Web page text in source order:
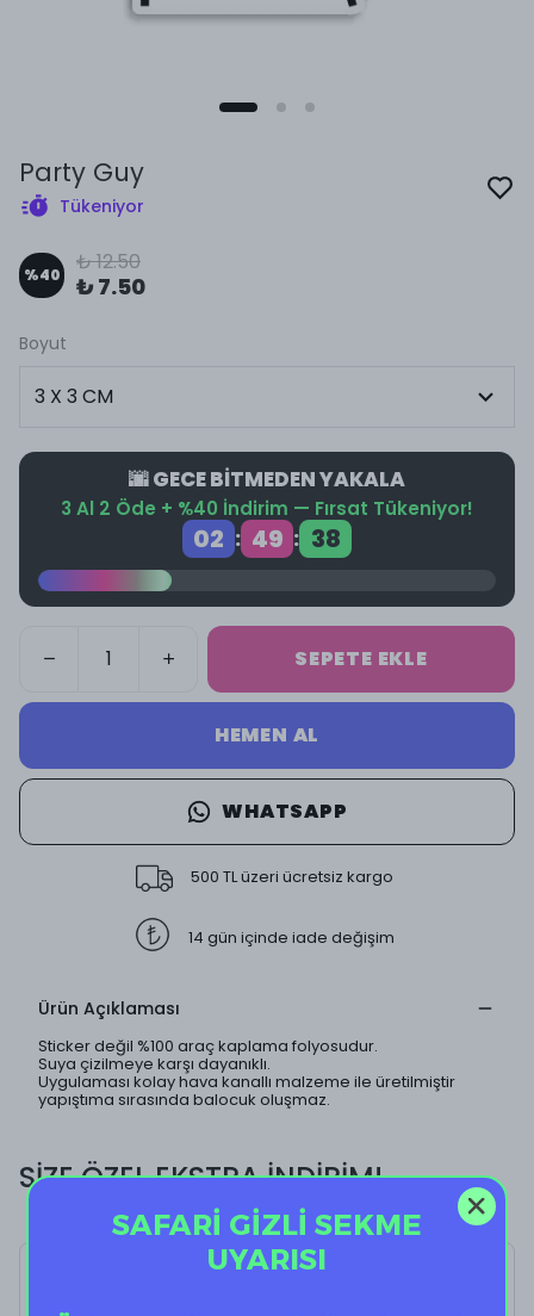
Party Guy
Tükeniyor
%40 ₺ 12.50
₺ 7.50
Boyut
🌆 GECE BİTMEDEN YAKALA
3 Al 2 Öde + %40 İndirim — Fırsat Tükeniyor!
02 : 49 : 38
SEPETE EKLE
HEMEN AL
WHATSAPP
500 TL üzeri ücretsiz kargo
14 gün içinde iade değişim
Ürün Açıklaması
Sticker değil %100 araç kaplama folyosudur.
Suya çizilmeye karşı dayanıklı.
Uygulaması kolay hava kanallı malzeme ile üretilmiştir
yapıştıma sırasında balocuk oluşmaz.
SİZE ÖZEL EKSTRA İNDİRİM!
SAFARİ GİZLİ SEKME
UYARISI